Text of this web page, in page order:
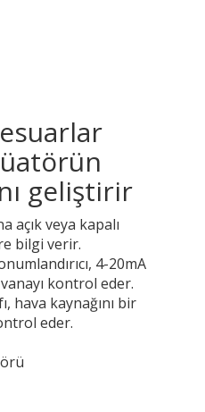
geliştirir
açık veya kapalı
bilgi verir.
4-20mA
kontrol eder.
hava kaynağını bir
eder.